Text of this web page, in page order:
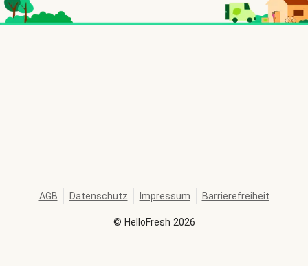
© HelloFresh 2026
AGB Datenschutz Impressum Barrierefreiheit